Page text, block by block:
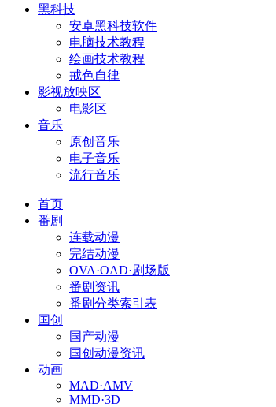
黑科技
安卓黑科技软件
电脑技术教程
绘画技术教程
戒色自律
影视放映区
电影区
音乐
原创音乐
电子音乐
流行音乐
首页
番剧
连载动漫
完结动漫
OVA·OAD·剧场版
番剧资讯
番剧分类索引表
国创
国产动漫
国创动漫资讯
动画
MAD·AMV
MMD·3D